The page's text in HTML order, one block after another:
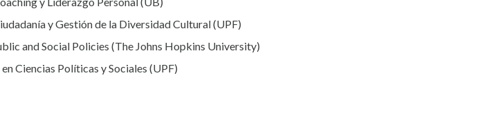
y Gestión de la Diversidad Cultural (UPF)
and Social Policies (The Johns Hopkins University)
Ciencias Políticas y Sociales (UPF)